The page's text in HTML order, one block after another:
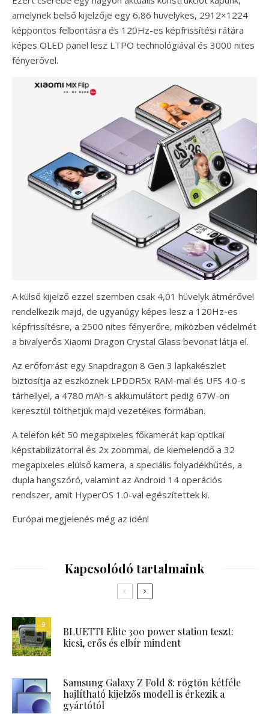
amelynek belső kijelzője egy 6,86 hüvelykes, 2912×1224
képpontos felbontásra és 120Hz-es képfrissítési rátára
képes OLED panel lesz LTPO technológiával és 3000 nites
fényerővel.
A külső kijelző ezzel szemben csak 4,01 hüvelyk átmérővel
rendelkezik majd, de ugyanúgy képes lesz a 120Hz-es
képfrissítésre, a 2500 nites fényerőre, miközben védelmét
a bivalyerős Xiaomi Dragon Crystal Glass bevonat látja el.
Az erőforrást egy Snapdragon 8 Gen 3 lapkakészlet
biztosítja az eszköznek LPDDR5x RAM-mal és UFS 4.0-s
tárhellyel, a 4780 mAh-s akkumulátort pedig 67W-on
keresztül tölthetjük majd vezetékes formában.
A telefon két 50 megapixeles főkamerát kap optikai
képstabilizátorral és 2x zoommal, de kiemelendő a 32
megapixeles elülső kamera, a speciális folyadékhűtés, a
dupla hangszóró, valamint az Android 14 operációs
rendszer, amit HyperOS 1.0-val egészítettek ki.
Európai megjelenés még az idén!
Kapcsolódó tartalmaink
9
BLUETTI Elite 300 power station teszt:
kicsi, erős és elbír mindent
Samsung Galaxy Z Fold 8: rögtön kétféle
hajlítható kijelzős modell is érkezik a
gyártótól